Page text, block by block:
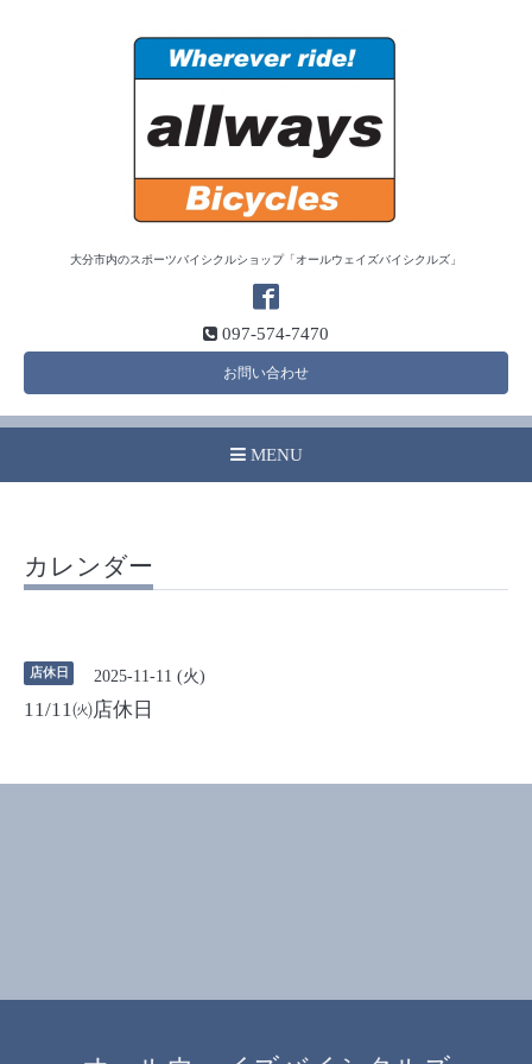
大分市内のスポーツバイシクルショップ「オールウェイズバイシクルズ」
097-574-7470
お問い合わせ
MENU
カレンダー
店休日 2025-11-11 (火)
11/11㈫店休日